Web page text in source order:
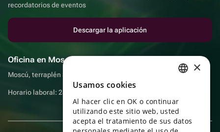
recordatorios de eventos
Descargar la aplicación
Oficina en Moscú
Moscú, terraplén Sadovnicheskaya, 9, sala 2/3
Horario laboral: 24 horas
ENGLISH
UKRAINIAN
×
Usamos cookies
Al hacer clic en OK o continuar
utilizando este sitio web, usted
acepta el tratamiento de sus datos